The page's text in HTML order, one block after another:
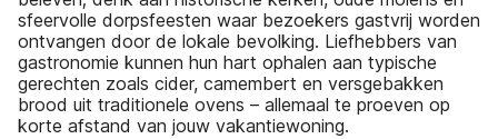
sfeervolle dorpsfeesten waar bezoekers gastvrij worden
ontvangen door de lokale bevolking. Liefhebbers van
gastronomie kunnen hun hart ophalen aan typische
gerechten zoals cider, camembert en versgebakken
brood uit traditionele ovens – allemaal te proeven op
korte afstand van jouw vakantiewoning.